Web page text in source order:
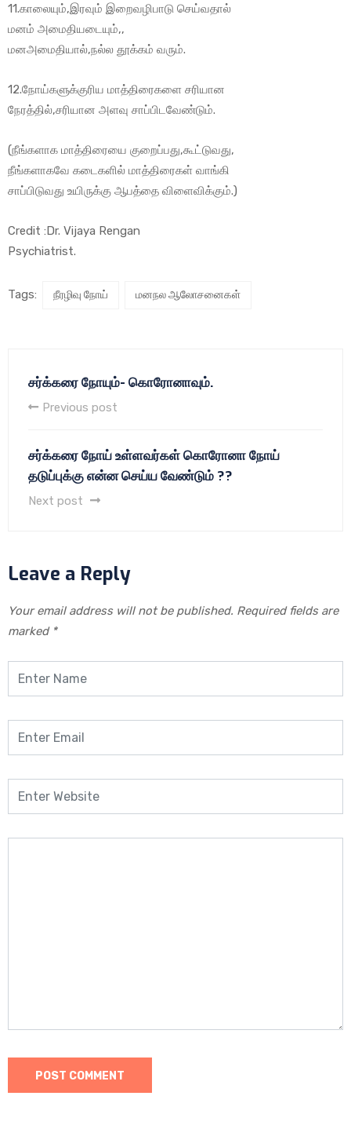
11.காலையும்,இரவும் இறைவழிபாடு செய்வதால்
மனம் அமைதியடையும்,,
மனஅமைதியால்,நல்ல தூக்கம் வரும்.
12.நோய்களுக்குரிய மாத்திரைகளை சரியான
நேரத்தில்,சரியான அளவு சாப்பிடவேண்டும்.
(நீங்களாக மாத்திரையை குறைப்பது,கூட்டுவது,
நீங்களாகவே கடைகளில் மாத்திரைகள் வாங்கி
சாப்பிடுவது உயிருக்கு ஆபத்தை விளைவிக்கும்.)
Credit :Dr. Vijaya Rengan
Psychiatrist.
Tags: நீரழிவு நோய் மனநல ஆலோசனைகள்
சர்க்கரை நோயும்- கொரோனாவும்.
Previous post
சர்க்கரை நோய் உள்ளவர்கள் கொரோனா நோய்
தடுப்புக்கு என்ன செய்ய வேண்டும் ??
Next post
Leave a Reply
Your email address will not be published. Required fields are
marked *